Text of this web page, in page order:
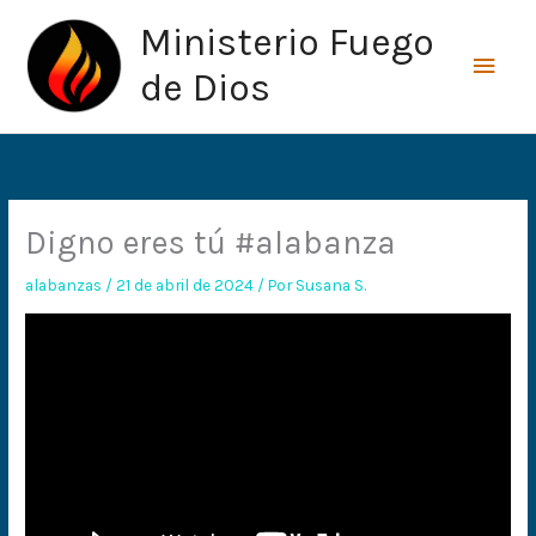
contenido
Ministerio Fuego
de Dios
Digno eres tú #alabanza
alabanzas /21 de abril de 2024 / PorSusana S.